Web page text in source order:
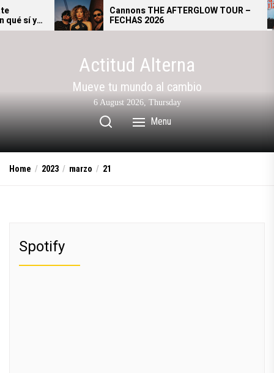
Skip
to
Cannons THE AFTERGLOW TOUR –
FECHAS 2026
Actitud Alterna
Mueve tu mundo al cambio
6 August 2026, Thursday
Menu
Home 2023 marzo 21
Spotify